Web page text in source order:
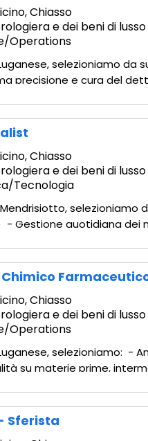
,Chiasso
e dei beni di lusso
Operations
selezioniamo
precisione e cura del
con il team di
,Chiasso
e dei beni di lusso
Tecnologia
selezioniamo
Gestione quotidiana
e struttura di
,Chiasso
e dei beni di lusso
Operations
selezioniamo: -
su materie prime,
laboratorio (HPLC, GC,
Sferista